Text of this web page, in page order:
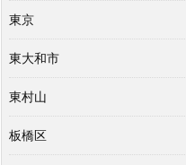
東京
東大和市
東村山
板橋区